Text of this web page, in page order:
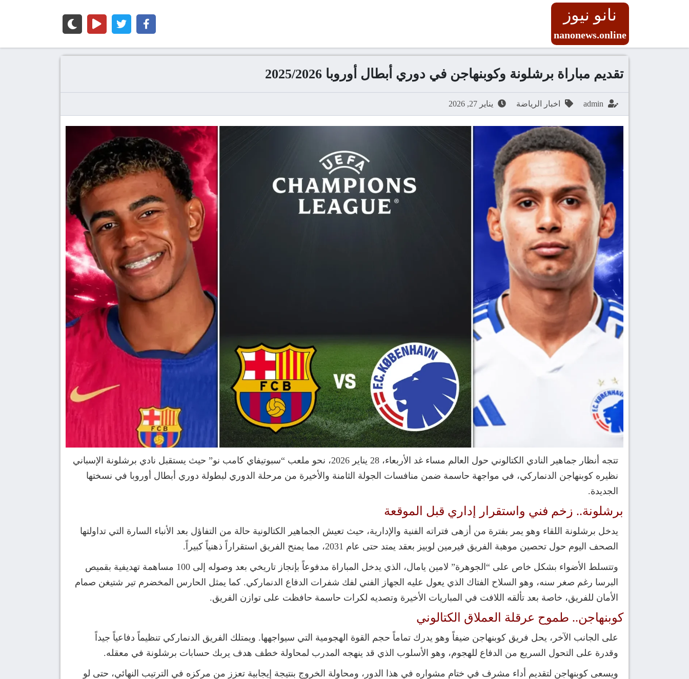
نانو نيوز
nanonews.online
تقديم مباراة برشلونة وكوبنهاجن في دوري أبطال أوروبا 2025/2026
admin اخبار الرياضة يناير 27, 2026
تتجه أنظار جماهير النادي الكتالوني حول العالم مساء غد الأربعاء، 28 يناير 2026، نحو ملعب “سبوتيفاي كامب نو” حيث يستقبل نادي برشلونة الإسباني
نظيره كوبنهاجن الدنماركي، في مواجهة حاسمة ضمن منافسات الجولة الثامنة والأخيرة من مرحلة الدوري لبطولة دوري أبطال أوروبا في نسختها
الجديدة.
برشلونة.. زخم فني واستقرار إداري قبل الموقعة
يدخل برشلونة اللقاء وهو يمر بفترة من أزهى فتراته الفنية والإدارية، حيث تعيش الجماهير الكتالونية حالة من التفاؤل بعد الأنباء السارة التي تداولتها
الصحف اليوم حول تحصين موهبة الفريق فيرمين لوبيز بعقد يمتد حتى عام 2031، مما يمنح الفريق استقراراً ذهنياً كبيراً.
وتتسلط الأضواء بشكل خاص على “الجوهرة” لامين يامال، الذي يدخل المباراة مدفوعاً بإنجاز تاريخي بعد وصوله إلى 100 مساهمة تهديفية بقميص
البرسا رغم صغر سنه، وهو السلاح الفتاك الذي يعول عليه الجهاز الفني لفك شفرات الدفاع الدنماركي. كما يمثل الحارس المخضرم تير شتيغن صمام
الأمان للفريق، خاصة بعد تألقه اللافت في المباريات الأخيرة وتصديه لكرات حاسمة حافظت على توازن الفريق.
كوبنهاجن.. طموح عرقلة العملاق الكتالوني
على الجانب الآخر، يحل فريق كوبنهاجن ضيفاً وهو يدرك تماماً حجم القوة الهجومية التي سيواجهها. ويمتلك الفريق الدنماركي تنظيماً دفاعياً جيداً
وقدرة على التحول السريع من الدفاع للهجوم، وهو الأسلوب الذي قد ينهجه المدرب لمحاولة خطف هدف يربك حسابات برشلونة في معقله.
ويسعى كوبنهاجن لتقديم أداء مشرف في ختام مشواره في هذا الدور، ومحاولة الخروج بنتيجة إيجابية تعزز من مركزه في الترتيب النهائي، حتى لو